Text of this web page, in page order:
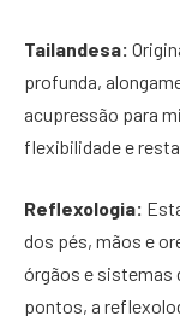
Tailandesa:
profunda,
acupressão para
flexibilidade e
Reflexologia:
dos pés, mãos e
órgãos e sistemas
pontos, a